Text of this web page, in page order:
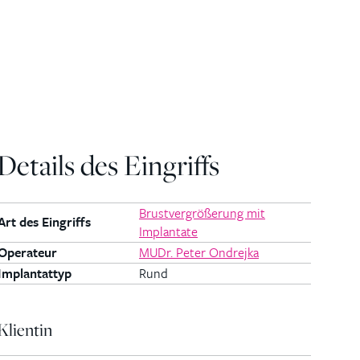
des Eingriffs
des Eingriffs
Brustvergrößerung mit
Implantate
MUDr. Peter Ondrejka
Rund